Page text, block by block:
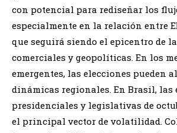
con potencial para rediseñar los
especialmente en la relación entre
que seguirá siendo el epicentro de
comerciales y geopolíticas. En los
emergentes, las elecciones pueden
dinámicas regionales. En Brasil, las
presidenciales y legislativas de
el principal vector de volatilidad.